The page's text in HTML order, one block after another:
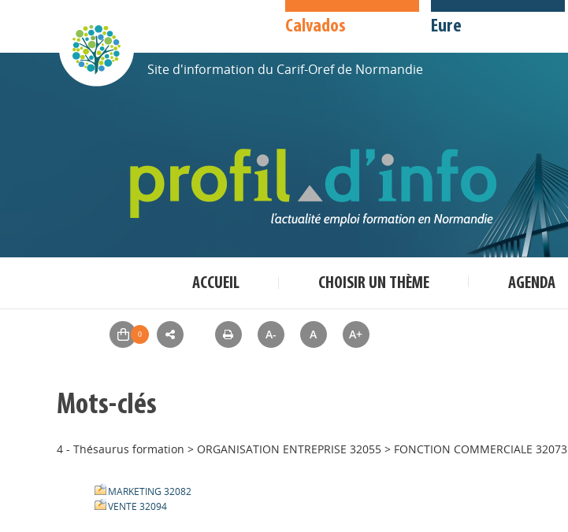
Calvados Eure
Site d'information du Carif-Oref de Normandie
ACCUEIL CHOISIR UN THÈME AGENDA
A- A A+
Mots-clés
4 - Thésaurus formation > ORGANISATION ENTREPRISE 32055 > FONCTION COMMERCIALE 32073
MARKETING 32082
VENTE 32094